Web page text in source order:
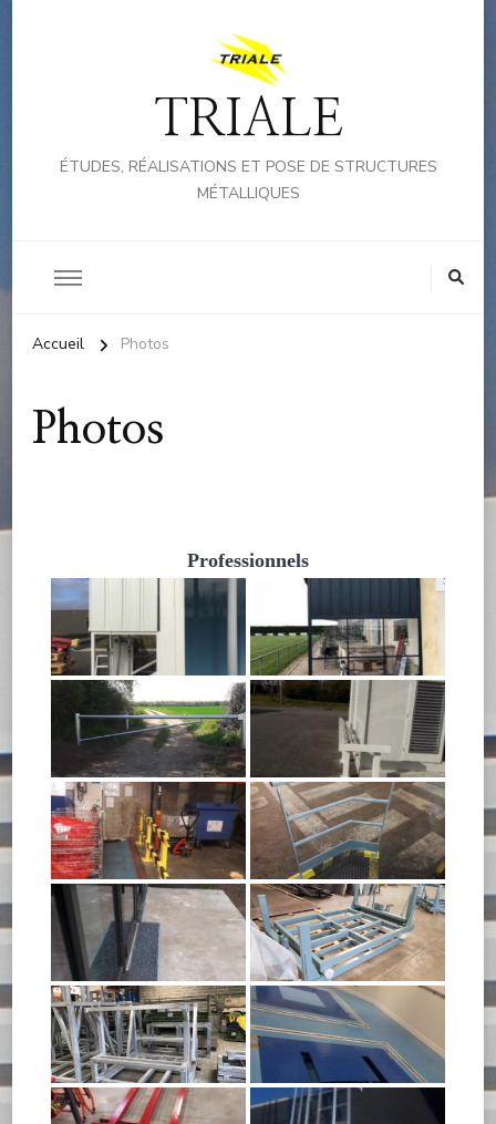
TRIALE
ÉTUDES, RÉALISATIONS ET POSE DE STRUCTURES
MÉTALLIQUES
Accueil Photos
Photos
Professionnels